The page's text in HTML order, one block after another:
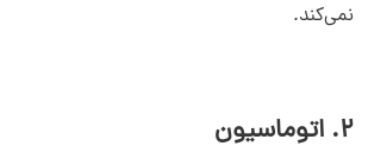
نمی‌کند.
2. اتوماسیون